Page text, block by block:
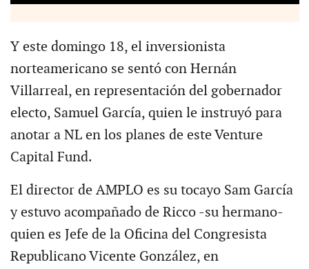
Y este domingo 18, el inversionista
norteamericano se sentó con Hernán
Villarreal, en representación del gobernador
electo, Samuel García, quien le instruyó para
anotar a NL en los planes de este Venture
Capital Fund.
El director de AMPLO es su tocayo Sam García
y estuvo acompañado de Ricco -su hermano-
quien es Jefe de la Oficina del Congresista
Republicano Vicente González, en